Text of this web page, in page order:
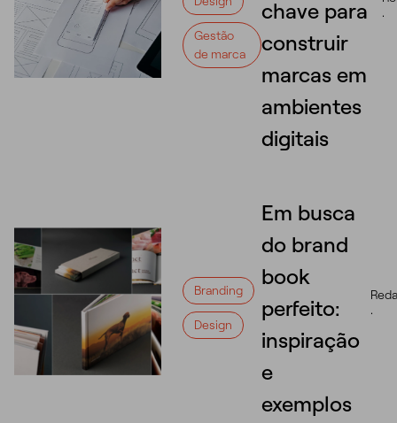
Gestão
de marca
chave para
construir
marcas em
ambientes
digitais
·
Branding
Design
Em busca
do brand
book
perfeito:
inspiração
e
exemplos
·